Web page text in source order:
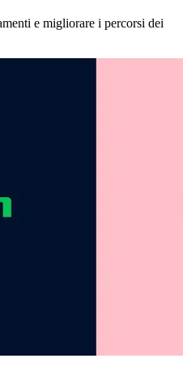
e migliorare i percorsi dei